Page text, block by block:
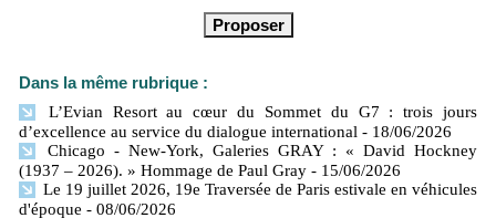
Dans la même rubrique :
L’Evian Resort au cœur du Sommet du G7 : trois jours
d’excellence au service du dialogue international - 18/06/2026
Chicago - New-York, Galeries GRAY : « David Hockney
(1937 – 2026). » Hommage de Paul Gray - 15/06/2026
Le 19 juillet 2026, 19e Traversée de Paris estivale en véhicules
d'époque - 08/06/2026